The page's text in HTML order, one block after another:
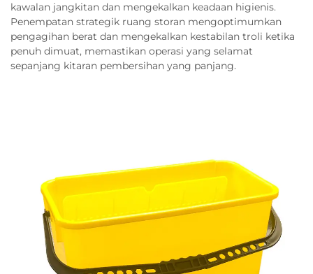
kawalan jangkitan dan mengekalkan keadaan higienis.
Penempatan strategik ruang storan mengoptimumkan
pengagihan berat dan mengekalkan kestabilan troli ketika
penuh dimuat, memastikan operasi yang selamat
sepanjang kitaran pembersihan yang panjang.